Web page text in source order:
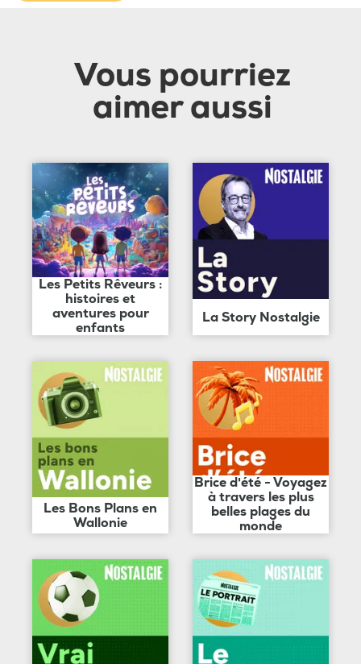
Vous pourriez
aimer aussi
Les Petits Rêveurs :
histoires et
aventures pour
enfants
La Story Nostalgie
Les Bons Plans en
Wallonie
Brice d'été - Voyagez
à travers les plus
belles plages du
monde